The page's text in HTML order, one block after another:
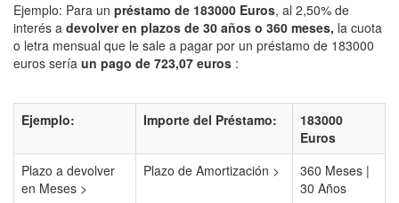
Ejemplo: Para un préstamo de 183000 Euros, al 2,50% de
interés a devolver en plazos de 30 años o 360 meses, la cuota
o letra mensual que le sale a pagar por un préstamo de 183000
euros sería un pago de 723,07 euros :
Ejemplo: Importe del Préstamo:
183000
Euros
Plazo a devolver
en Meses >
Plazo de Amortización >
360 Meses |
30 Años